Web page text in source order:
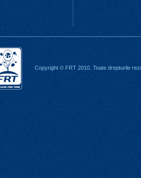
Copyright © FRT 2010. Toate drepturile